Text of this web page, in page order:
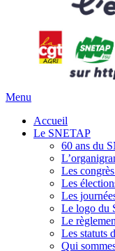
Menu
Accueil
Le SNETAP
60 ans du
Les
Les
Les
Le logo du
Le
Les statuts
Qui